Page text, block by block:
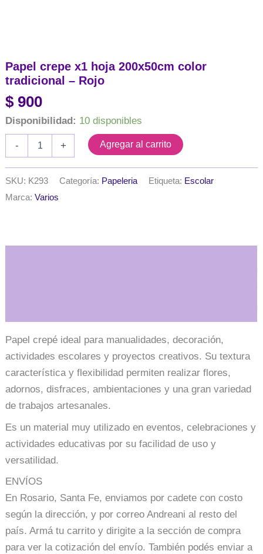
Papel crepe x1 hoja 200x50cm color
tradicional – Rojo
$ 900
Disponibilidad: 10 disponibles
-
200x50cm
color
cantidad
+ Agregar al carrito
SKU: K293 Categoría: Papeleria Etiqueta: Escolar
Marca:Varios
Papel crepé ideal para manualidades, decoración,
actividades escolares y proyectos creativos. Su textura
característica y flexibilidad permiten realizar flores,
adornos, disfraces, ambientaciones y una gran variedad
de trabajos artesanales.
Es un material muy utilizado en eventos, celebraciones y
actividades educativas por su facilidad de uso y
versatilidad.
ENVÍOS
En Rosario, Santa Fe, enviamos por cadete con costo
según la dirección, y por correo Andreani al resto del
país. Armá tu carrito y dirigite a la sección de compra
para ver la cotización del envío. También podés enviar a